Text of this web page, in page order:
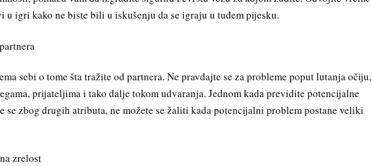
u igri kako ne biste bili u iskušenju da se igraju u tuđem pijesku.
sebi o tome šta tražite od partnera. Ne pravdajte se za probleme poput lutanja očiju,
prijateljima i tako dalje tokom udvaranja. Jednom kada previdite potencijalne
se zbog drugih atributa, ne možete se žaliti kada potencijalni problem postane veliki
zrelost